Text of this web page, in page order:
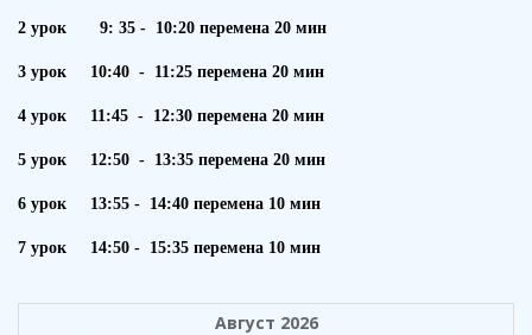
2 урок 9: 35 - 10:20 перемена 20 мин
3 урок 10:40 - 11:25 перемена 20 мин
4 урок 11:45 - 12:30 перемена 20 мин
5 урок 12:50 - 13:35 перемена 20 мин
6 урок 13:55 - 14:40 перемена 10 мин
7 урок 14:50 - 15:35 перемена 10 мин
Август 2026